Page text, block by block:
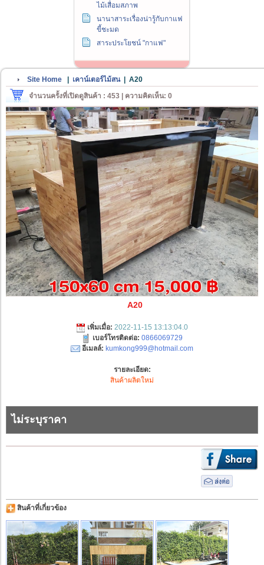
ไม้เสื่อมสภาพ
นานาสาระเรื่องน่ารู้กับกาแฟ
ขี้ชะมด
สาระประโยชน์ "กาแฟ"
Site Home เคาน์เตอร์ไม้สน| A20
จำนวนครั้งที่เปิดดูสินค้า : 453 | ความคิดเห็น: 0
A20
เพิ่มเมื่อ: 2022-11-15 13:13:04.0
เบอร์โทรติดต่อ: 0866069729
อีเมลล์: kumkong999@hotmail.com
รายละเอียด:
สินค้าผลิตใหม่
ไม่ระบุราคา
สินค้าที่เกี่ยวข้อง